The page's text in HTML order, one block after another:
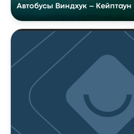
Автобусы Виндхук – Кейптаун